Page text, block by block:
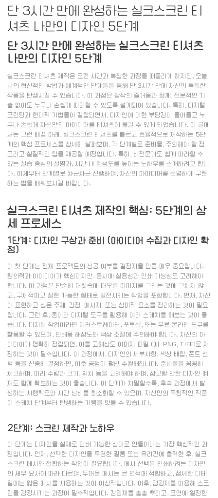
단 3시간 만에 완성하는 실크스크린 티
셔츠 나만의 디자인 5단계
단 3시간 만에 완성하는 실크스크린 티셔츠
나만의 디자인 5단계
실크스크린 티셔츠 제작은 오랜 시간과 복잡한 과정을 떠올리게 하지만, 오늘
날의 혁신적인 방법과 체계적인 단계들을 통해 단 3시간 만에 자신의 독특한
작품을 탄생시킬 수 있습니다. 이 과정은 창작의 즐거움과 함께, 전문적인 기
술 없이도 누구나 손쉽게 따라할 수 있도록 설계되어 있습니다. 특히, 디지털
프린팅과 현대적 기법들이 결합되면서, 디자인에 대한 부담감이 줄어들고 누
구나 손쉽게 자신만의 아이디어를 티셔츠에 옮길 수 있게 되었습니다. 이 글에
서는 그런 배경 아래, 실크스크린 티셔츠를 빠르고 효율적으로 제작하는 5단
계의 핵심 프로세스를 상세히 살펴보며, 각 단계별로 준비물, 주의해야 할 점,
그리고 실질적인 팁을 제공할 예정입니다. 특히, 비전문가도 쉽게 따라할 수
있는 실습 중심의 설명과, 시간 내 완성도를 높이는 노하우를 소개하려고 합니
다. 이제부터 단계별로 차근차근 진행하며, 자신의 아이디어를 선명하게 구현
하는 법을 배워보시길 바랍니다.
실크스크린 티셔츠 제작의 핵심: 5단계의 상
세 프로세스
1단계: 디자인 구상과 준비 (아이디어 수집과 디자인 확
정)
이 첫 단계는 전체 프로젝트의 성공 여부를 결정지을 만큼 매우 중요합니다.
창의력과 아이디어가 핵심이지만, 동시에 실용성과 인쇄 가능성도 고려해야
합니다. 이 과정은 단순히 머릿속에 떠오른 이미지를 그리는 것에 그치지 않
고, 구체적이고 실현 가능한 형태로 발전시키는 작업을 포함합니다. 먼저, 자신
이 표현하고 싶은 주제, 감정, 메시지, 또는 심미적 요소를 정리하는 것이 필요
합니다. 그런 후, 종이와 디지털 도구를 활용해 여러 스케치를 해보는 것이 좋
습니다. 디지털 작업이라면 일러스트레이터, 포토샵, 또는 무료 온라인 도구를
활용할 수 있으며, 인쇄용 해상도와 색상 조절에 주의해야 합니다. 자신의 아
이디어가 명확히 정립되면, 이를 고해상도 이미지 파일 (예: PNG, TIFF)로 저
장하는 것이 필수입니다. 이 과정에서, 디자인의 세부사항, 색상 배합, 폰트 선
택 등을 신중히 결정하면, 이후 공정이 훨씬 수월해집니다. 준비물을 꼼꼼히
체크하며, 미리 수량과 크기, 위치 등을 고려해야 하며, 참고할 만한 디자인 예
제도 함께 확보하는 것이 좋습니다. 이 단계가 치밀할수록, 후속 과정에서 발
생하는 시행착오와 시간 낭비를 최소화할 수 있으며, 자신만의 독창적인 작품
이 스케치 단계부터 탄생하는 기쁨을 맛볼 수 있습니다.
2단계: 스크린 제작과 노하우
이 단계는 디자인을 실제로 인쇄 가능한 상태로 만들어내는 가장 핵심적인 과
정입니다. 먼저, 선택한 디자인을 투명한 필름 또는 유리판에 출력한 후, 실크
스크린 메시와 접합하는 작업이 필요합니다. 메시 선택은 인쇄하려는 디자인
의 세부 묘사에 따라 다르며, 두꺼운 메시는 큰 면적에 적합하고, 섬세한 디테
일에는 얇은 메시를 사용하는 것이 이상적입니다. 이후, 감광제를 이용해 스크
린을 감광시키는 과정이 필수적입니다. 감광제를 솔솔 뿌리고, 표면에 일정한